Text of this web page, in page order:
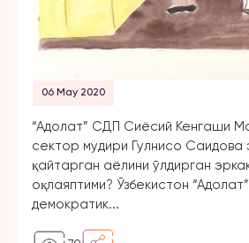
06 May 2020
“Адолат” СДП Сиёсий Кенгаши
сектор мудири Гулнисо Саидова
қайтарган аёлини ўлдирган
оқлаяптими? Ўзбекистон
демократик...